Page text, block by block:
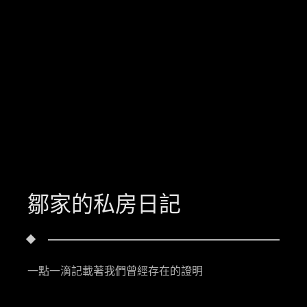
鄒家的私房日記
一點一滴記載著我們曾經存在的證明